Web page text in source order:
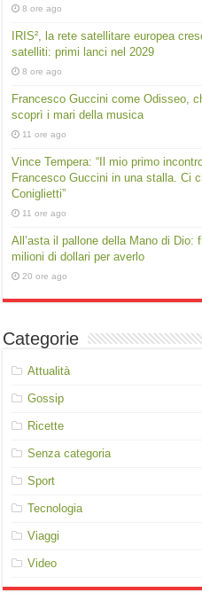
8 ore ago
IRIS², la rete satellitare europea
satelliti: primi lanci nel 2029
8 ore ago
Francesco Guccini come Odisseo,
scoprì i mari della musica
11 ore ago
Vince Tempera: “Il mio primo
Francesco Guccini in una stalla. Ci
Coniglietti”
11 ore ago
All’asta il pallone della Mano di Dio:
milioni di dollari per averlo
20 ore ago
Categorie
Attualità
Gossip
Ricette
Senza categoria
Sport
Tecnologia
Viaggi
Video